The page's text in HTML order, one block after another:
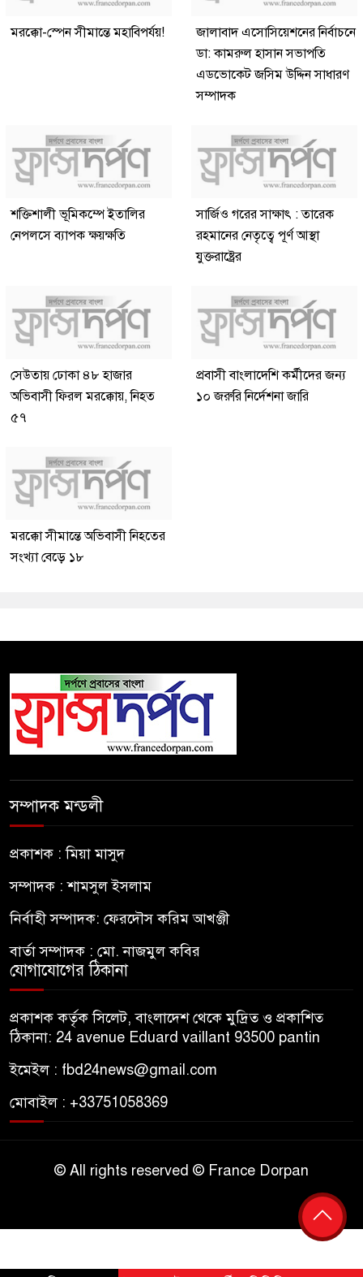
মরক্কো-স্পেন সীমান্তে মহাবিপর্যয়!
জালাবাদ এসোসিয়েশনের নির্বাচনে
ডা: কামরুল হাসান সভাপতি
এডভোকেট জসিম উদ্দিন সাধারণ
সম্পাদক
শক্তিশালী ভূমিকম্পে ইতালির
নেপলসে ব্যাপক ক্ষয়ক্ষতি
সার্জিও গরের সাক্ষাৎ : তারেক
রহমানের নেতৃত্বে পূর্ণ আস্থা
যুক্তরাষ্ট্রের
সেউতায় ঢোকা ৪৮ হাজার
অভিবাসী ফিরল মরক্কোয়, নিহত
৫৭
প্রবাসী বাংলাদেশি কর্মীদের জন্য
১০ জরুরি নির্দেশনা জারি
মরক্কো সীমান্তে অভিবাসী নিহতের
সংখ্যা বেড়ে ১৮
সম্পাদক মন্ডলী
প্রকাশক : মিয়া মাসুদ
সম্পাদক : শামসুল ইসলাম
নির্বাহী সম্পাদক: ফেরদৌস করিম আখঞ্জী
বার্তা সম্পাদক : মো. নাজমুল কবির
যোগাযোগের ঠিকানা
প্রকাশক কর্তৃক সিলেট, বাংলাদেশ থেকে মুদ্রিত ও প্রকাশিত
ঠিকানা: 24 avenue Eduard vaillant 93500 pantin
ইমেইল : fbd24news@gmail.com
মোবাইল : +33751058369
© All rights reserved © France Dorpan